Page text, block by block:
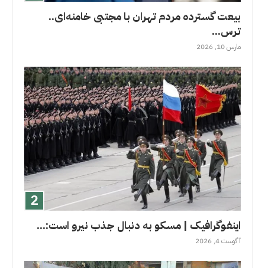
بیعت گسترده مردم تهران با مجتبی خامنه‌ای..
ترس...
مارس 10, 2026
اینفوگرافیک | مسکو به دنبال جذب نیرو است:...
آگوست 4, 2026